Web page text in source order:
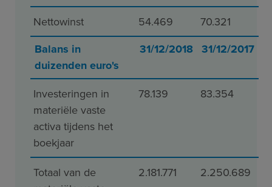
Nettowinst
54.469 70.321
Balans in
duizenden euro's
31/12/2018 31/12/2017
Investeringen in
materiële vaste
activa tijdens het
boekjaar
78.139 83.354
Totaal van de
2.181.771 2.250.689